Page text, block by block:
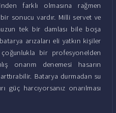
farklı olmasına rağmen
sonucu vardır. Milli servet ve
tek bir damlası bile boşa
arızaları eli yatkın kişiler
bir profesyonelden
onarım denemesi hasarın
Batarya durmadan su
güç harcıyorsanız onarılması